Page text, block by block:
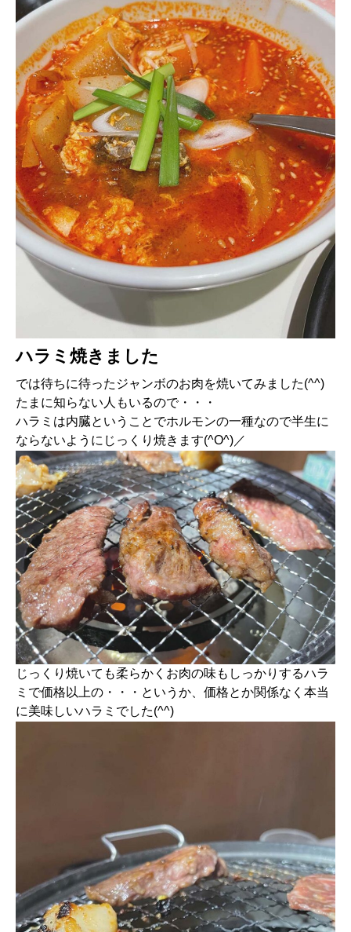
ハラミ焼きました
では待ちに待ったジャンボのお肉を焼いてみました(^^)
たまに知らない人もいるので・・・
ハラミは内臓ということでホルモンの一種なので半生に
ならないようにじっくり焼きます(^O^)／
じっくり焼いても柔らかくお肉の味もしっかりするハラ
ミで価格以上の・・・というか、価格とか関係なく本当
に美味しいハラミでした(^^)